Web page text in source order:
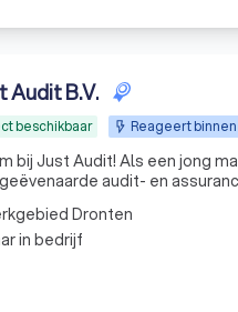
Audit B.V.
beschikbaar Reageert binnen
maar ervaren Audit Only kantoor zijn wij gepassioneerd in het leveren
audit- en
professionals
om
Dronten
in bedrijf